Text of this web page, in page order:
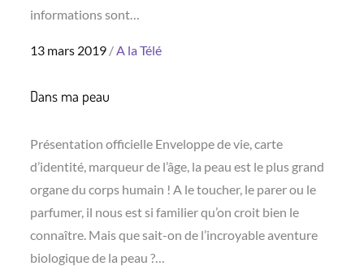
informations sont…
Posted
13 mars 2019 A la Télé
Dans ma peau
Présentation officielle Enveloppe de vie, carte
d’identité, marqueur de l’âge, la peau est le plus grand
organe du corps humain ! A le toucher, le parer ou le
parfumer, il nous est si familier qu’on croit bien le
connaître. Mais que sait-on de l’incroyable aventure
biologique de la peau ?…